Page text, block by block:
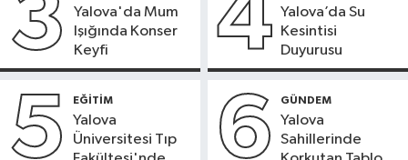
3
Yalova'da Mum
Işığında Konser
Keyfi
4 Yalova’da Su
Kesintisi
Duyurusu
5 EĞİTİM
Yalova
Üniversitesi Tıp
6 GÜNDEM
Yalova
Sahillerinde